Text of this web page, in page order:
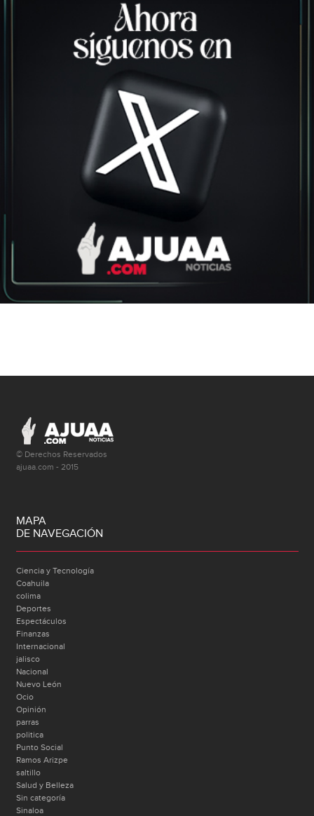
© Derechos Reservados
ajuaa.com - 2015
MAPA
DE NAVEGACIÓN
Ciencia y Tecnología
Coahuila
colima
Deportes
Espectáculos
Finanzas
Internacional
jalisco
Nacional
Nuevo León
Ocio
Opinión
parras
politica
Punto Social
Ramos Arizpe
saltillo
Salud y Belleza
Sin categoría
Sinaloa